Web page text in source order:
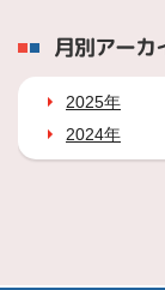
月別アーカ
2025年
2024年